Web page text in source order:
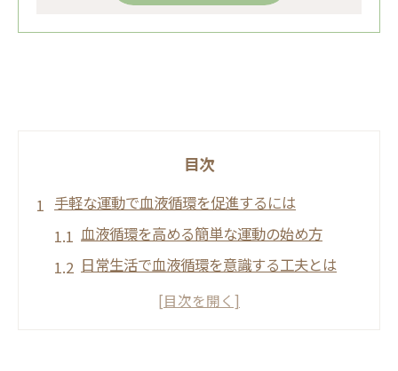
目次
手軽な運動で血液循環を促進するには
血液循環を高める簡単な運動の始め方
日常生活で血液循環を意識する工夫とは
血流を良くする運動習慣のポイント解説